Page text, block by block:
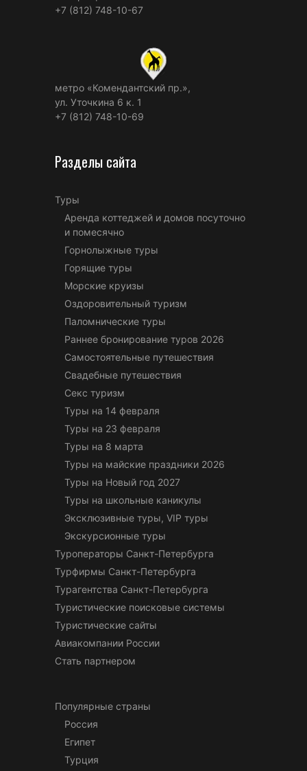
+7 (812) 748-10-67
метро «Комендантский пр.»,
ул. Уточкина 6 к. 1
+7 (812) 748-10-69
Разделы сайта
Туры
Аренда коттеджей и домов посуточно
и помесячно
Горнолыжные туры
Горящие туры
Морские круизы
Оздоровительный туризм
Паломнические туры
Раннее бронирование туров 2026
Самостоятельные путешествия
Свадебные путешествия
Секс туризм
Туры на 14 февраля
Туры на 23 февраля
Туры на 8 марта
Туры на майские праздники 2026
Туры на Новый год 2027
Туры на школьные каникулы
Эксклюзивные туры, VIP туры
Экскурсионные туры
Туроператоры Санкт-Петербурга
Турфирмы Санкт-Петербурга
Турагентства Санкт-Петербурга
Туристические поисковые системы
Туристические сайты
Авиакомпании России
Стать партнером
Популярные страны
Россия
Египет
Турция